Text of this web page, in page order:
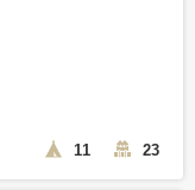
11 23